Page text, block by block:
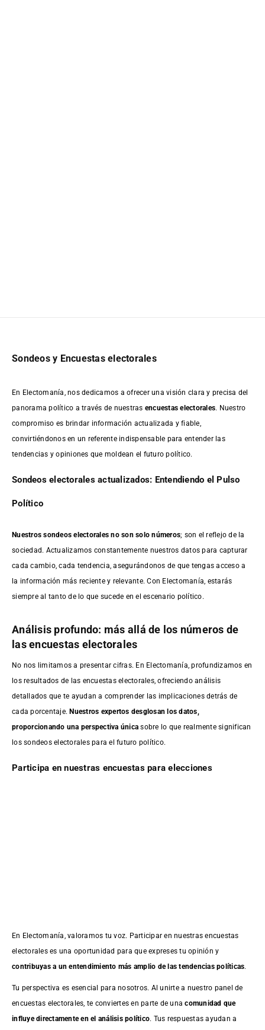
Sondeos y Encuestas electorales
En Electomanía, nos dedicamos a ofrecer una visión clara y precisa del
panorama político a través de nuestras encuestas electorales. Nuestro
compromiso es brindar información actualizada y fiable,
convirtiéndonos en un referente indispensable para entender las
tendencias y opiniones que moldean el futuro político.
Sondeos electorales actualizados: Entendiendo el Pulso
Político
Nuestros sondeos electorales no son solo números; son el reflejo de la
sociedad. Actualizamos constantemente nuestros datos para capturar
cada cambio, cada tendencia, asegurándonos de que tengas acceso a
la información más reciente y relevante. Con Electomanía, estarás
siempre al tanto de lo que sucede en el escenario político.
Análisis profundo: más allá de los números de
las encuestas electorales
No nos limitamos a presentar cifras. En Electomanía, profundizamos en
los resultados de las encuestas electorales, ofreciendo análisis
detallados que te ayudan a comprender las implicaciones detrás de
cada porcentaje.Nuestros expertos desglosan los datos,
proporcionando una perspectiva única sobre lo que realmente significan
los sondeos electorales para el futuro político.
Participa en nuestras encuestas para elecciones
En Electomanía, valoramos tu voz. Participar en nuestras encuestas
electorales es una oportunidad para que expreses tu opinión y
contribuyas a un entendimiento más amplio de las tendencias políticas.
Tu perspectiva es esencial para nosotros. Al unirte a nuestro panel de
encuestas electorales, te conviertes en parte de unacomunidad que
influye directamente en el análisis político. Tus respuestas ayudan a